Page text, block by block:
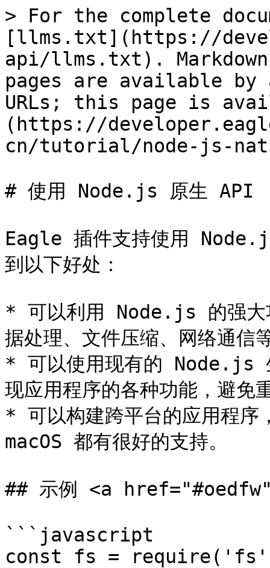
> For the complete
[llms.txt](https://
api/llms.txt).
pages are available by
URLs; this page is
(https://
cn/tutorial/node-js-
# 使用 Node.js 原生 API
Eagle 插件支持使用
到以下好处：
* 可以利用 Node.js 的强大
据处理、文件压缩、网络通信
* 可以使用现有的 Node.js
现应用程序的各种功能，避免
* 可以构建跨平台的应用程
macOS 都有很好的支持。
## 示例 <a
```javascript
const fs =